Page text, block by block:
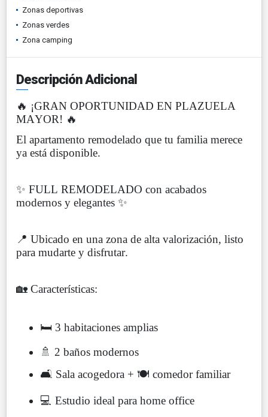
Zonas deportivas
Zonas verdes
Zona camping
Descripción Adicional
🔥 ¡GRAN OPORTUNIDAD EN PLAZUELA
MAYOR! 🔥
El apartamento remodelado que tu familia merece
ya está disponible.
✨ FULL REMODELADO con acabados
modernos y elegantes ✨
📍 Ubicado en una zona de alta valorización, listo
para mudarte y disfrutar.
🏡 Características:
🛏 3 habitaciones amplias
🚿 2 baños modernos
🛋 Sala acogedora + 🍽 comedor familiar
💻 Estudio ideal para home office